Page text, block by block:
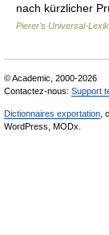
nach kürzlicher
Pierer's Universal-
© Academic, 2000-2026
Contactez-nous: Support
Dictionnaires exportation ,
WordPress, MODx.